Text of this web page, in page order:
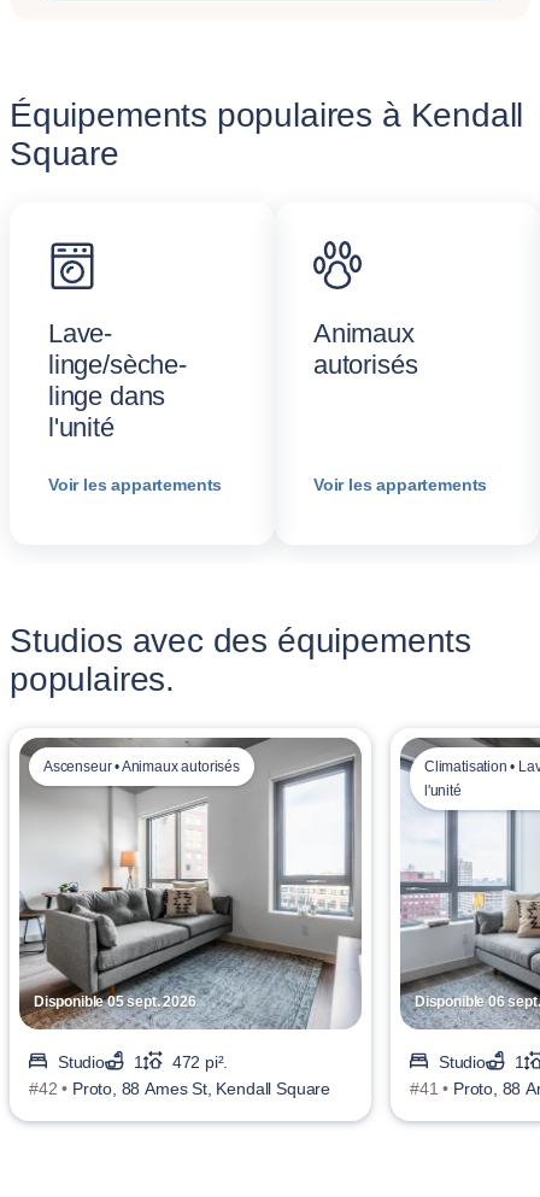
Équipements populaires à Kendall
Square
Lave-
linge/sèche-
linge dans
l'unité
Voir les appartements
Animaux
autorisés
Voir les appartements
Studios avec des équipements
populaires.
Disponible 05 sept. 2026
Ascenseur • Animaux autorisés
Studio 1
472 pi².
#42 • Proto, 88 Ames St, Kendall Square
Disponible 06
Climatisation •
l'unité
Studio
1
#41 • Proto, 88